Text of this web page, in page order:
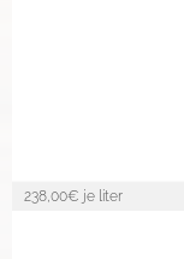
238,00€ je liter